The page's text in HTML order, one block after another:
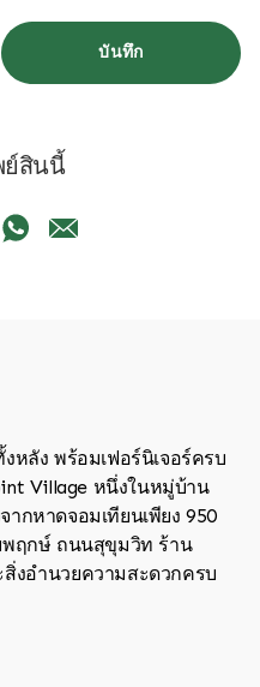
บันทึก
ย์สินนี้
หลัง พร้อมเฟอร์นิเจอร์ครบ
Village หนึ่งในหมู่บ้าน
กหาดจอมเทียนเพียง 950
พฤกษ์ ถนนสุขุมวิท ร้าน
งอำนวยความสะดวกครบ